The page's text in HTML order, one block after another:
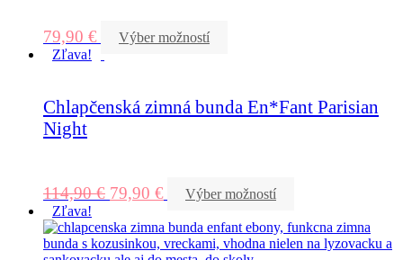
79,90 €
Výber možností
Zľava!
Chlapčenská zimná bunda En*Fant Parisian
Night
114,90€ 79,90 €
Výber možností
Zľava!